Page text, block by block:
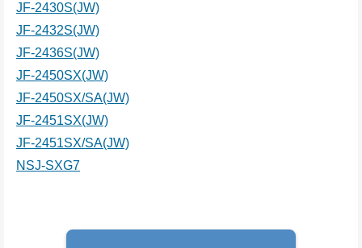
JF-2430S(JW)
JF-2432S(JW)
JF-2436S(JW)
JF-2450SX(JW)
JF-2450SX/SA(JW)
JF-2451SX(JW)
JF-2451SX/SA(JW)
NSJ-SXG7